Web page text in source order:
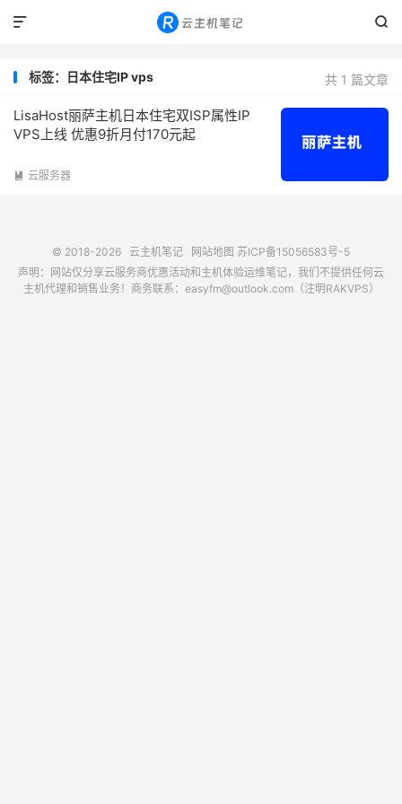


共 1 篇文章
标签：日本住宅IP vps
LisaHost丽萨主机日本住宅双ISP属性IP
VPS上线 优惠9折月付170元起
 云服务器
© 2018-2026 云主机笔记 网站地图 苏ICP备15056583号-5
声明：网站仅分享云服务商优惠活动和主机体验运维笔记，我们不提供任何云
主机代理和销售业务！商务联系：easyfm@outlook.com（注明RAKVPS）